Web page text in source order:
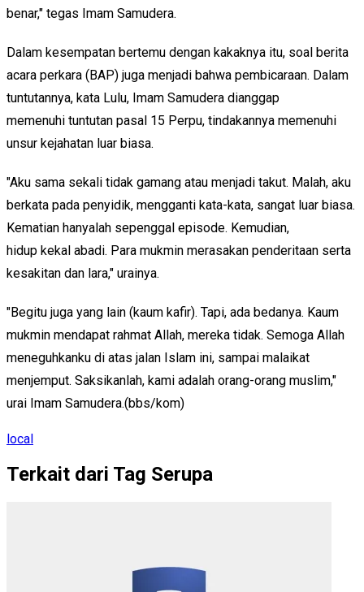
benar," tegas Imam Samudera.
Dalam kesempatan bertemu dengan kakaknya itu, soal berita
acara perkara (BAP) juga menjadi bahwa pembicaraan. Dalam
tuntutannya, kata Lulu, Imam Samudera dianggap
memenuhi tuntutan pasal 15 Perpu, tindakannya memenuhi
unsur kejahatan luar biasa.
"Aku sama sekali tidak gamang atau menjadi takut. Malah, aku
berkata pada penyidik, mengganti kata-kata, sangat luar biasa.
Kematian hanyalah sepenggal episode. Kemudian,
hidup kekal abadi. Para mukmin merasakan penderitaan serta
kesakitan dan lara," urainya.
"Begitu juga yang lain (kaum kafir). Tapi, ada bedanya. Kaum
mukmin mendapat rahmat Allah, mereka tidak. Semoga Allah
meneguhkanku di atas jalan Islam ini, sampai malaikat
menjemput. Saksikanlah, kami adalah orang-orang muslim,"
urai Imam Samudera.(bbs/kom)
local
Terkait dari Tag Serupa